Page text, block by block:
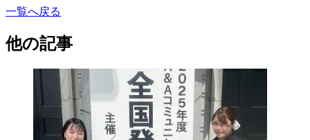
一覧へ戻る
他の記事